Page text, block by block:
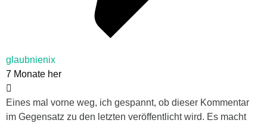
glaubnienix
7 Monate her
Eines mal vorne weg, ich gespannt, ob dieser Kommentar
im Gegensatz zu den letzten veröffentlicht wird. Es macht